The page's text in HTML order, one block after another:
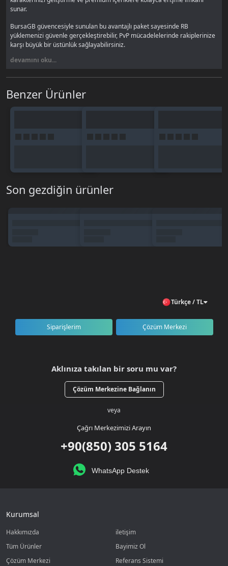
sunar.
BursaGB güvencesiyle sunulan bu avantajlı paket sayesinde RB
yüklemenizi güvenle gerçekleştirebilir, PvP mücadelelerinde rakiplerinize
karşı büyük bir üstünlük sağlayabilirsiniz.
RB ile Neler Yapabilirsiniz?
Ekipman ve item satın alma
Premium hizmetlerden yararlanma
Etkinlik paketleri
BursaGB’den MyQua RB Neden
⚡ Hızlı teslimat
🔐 Güvenli ödeme altyapısı
Ürünü sepete ekleyerek ödeme işlemini tamamlayın.
devamını oku...
Benzer Ürünler
Son gezdiğin ürünler
Türkçe / TL
Siparişlerim Çözüm Merkezi
Aklınıza takılan bir soru mu var?
Çözüm Merkezine Bağlanın
veya
Çağrı Merkezimizi Arayın
+90(850) 305 5164
WhatsApp Destek
Kurumsal
Hakkımızda
iletişim
Tüm Ürünler
Bayimiz Ol
Çözüm Merkezi
Referans Sistemi